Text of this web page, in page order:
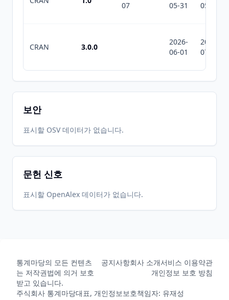
07
05-31
05-31
CRAN 3.0.0
2026-
06-01
2026-
07-10
보안
표시할 OSV 데이터가 없습니다.
문헌 신호
표시할 OpenAlex 데이터가 없습니다.
통계마당의 모든 컨텐츠
는 저작권법에 의거 보호
받고 있습니다.
공지사항회사 소개서비스 이용약관
개인정보 보호 방침
주식회사 통계마당대표, 개인정보보호책임자: 유재성